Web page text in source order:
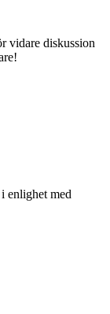
vidare diskussion
enlighet med